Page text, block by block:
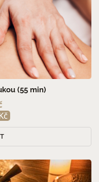
(55 min)